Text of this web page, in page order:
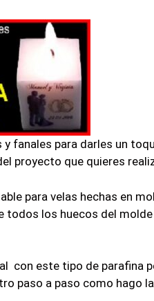
y fanales para darles un
proyecto que quieres
para velas hechas en
los huecos del
con este tipo de parafina
paso a paso como hago